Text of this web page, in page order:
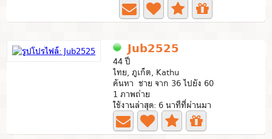
Jub2525
44 ปี
ไทย, ภูเก็ต, Kathu
ค้นหา ชาย จาก 36 ไปยัง 60
1 ภาพถ่าย
ใช้งานล่าสุด: 6 นาทีที่ผ่านมา